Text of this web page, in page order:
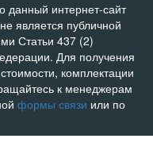
интернет-сайт
является публичной
Статьи 437 (2)
Для получения
комплектации
к менеджерам
формы связи или по